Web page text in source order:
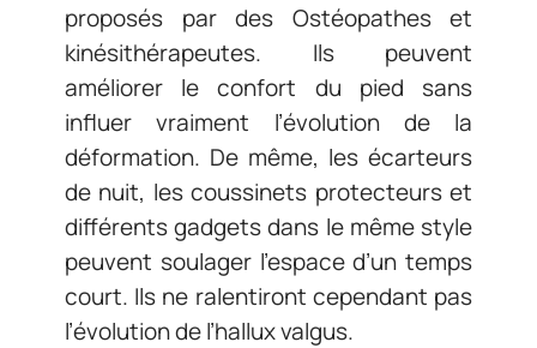
proposés par des Ostéopathes et
kinésithérapeutes. Ils peuvent
améliorer le confort du pied sans
influer vraiment l’évolution de la
déformation. De même, les écarteurs
de nuit, les coussinets protecteurs et
différents gadgets dans le même style
peuvent soulager l’espace d’un temps
court. Ils ne ralentiront cependant pas
l’évolution de l’hallux valgus.